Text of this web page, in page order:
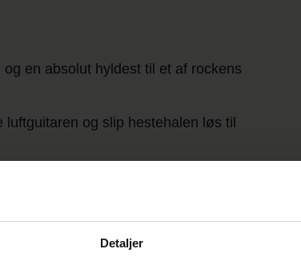
Detaljer
en absolut hyldest til et af rockens
og slip hestehalen løs til
autentisk hyldest til et af